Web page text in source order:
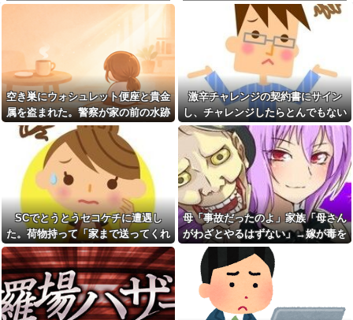
同期との昼飯。餃子定食の量
が多く食ってもらおうと思った
ら俺の餃子にタレと酢を直接か
嫁の浮気発覚から再構築を続
けて8ヶ月、愛しさと憎しみが交
互に押し寄せてる。もう一回俺
に恋させてあげたい。
奥さんと離婚の原因は僕との
不貞だと邪推した同僚が、脅迫
行為するようになった。奥さん
とは何の関係もないのに...
エルメスの袋を強奪された
弟。弟「その袋、僕のですよ
ね？」女性「私の物ですけ
ど？」→中身を確認した瞬間、
言い逃れできない状況になり…
私「もう離婚したい」夫「お
前は一生俺のために生きろ」→
話し合いになるはずが恐ろしい
要求を突き付けられて…
【画像】アナウンサー「え、
私がスピードスケートのピチピ
チユニフォーム着るんです
か…？ﾑﾁｨ！！」←これはお前ら
に刺さるやろw w w w w w w w
「嫁子の料理は未熟ね」とネ
チネチ攻撃してくる自称料理自
慢のトメ。かばわない旦那とト
メの台所を壊滅させるDQN返し
を仕掛けて実家に脱出←かばわ
ない旦那も一緒に痛い目見ろ
高校野球の暑さ対策として18
時から4試合深夜までやれば涼し
いまま試合出来るじゃん
職場にいる「仕事ゼロ・ゴマ
すり100」の40代主婦Aさん、業
務は「無理ですぅ」と拒否する
のに他人に嫌われたくてヨイシ
ョとお菓子配りだけ全力すぎる
漫画を5000冊以上所持してる
ワイ、漫画ヲタクの友人に「ワ
ンピースや鬼滅やスラムダンク
持ってる」って聞かれ「読んで
ない」と答えた結果他
なぁ、永久機関ってなんで絶
対に作れないん？
職場にいる「仕事ゼロ・ゴマ
すり100」の40代主婦Aさん、業
務は「無理ですぅ」と拒否する
のに他人に嫌われたくてヨイシ
ョとお菓子配りだけ全力すぎる
空き巣にウォシュレット便座と貴金
属を盗まれた。警察が家の前の水跡
を追うと五軒先の幼稚園ママ宅に行
きついて…
激辛チャレンジの契約書にサイン
し、チャレンジしたらとんでもない
事態になった。救急車運ばれ胃の洗
浄や入院2日で10万超えて...
SCでとうとうセコケチに遭遇し
た。荷物持って「家まで送ってくれ
ない」って言ってきて...
母「事故だったのよ」家族「母さん
がわざとやるはずない」→嫁が毒を
飲まされ子どもを失ったのに信じて
もらえず…